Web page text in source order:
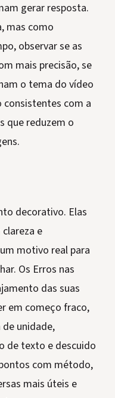
gerar resposta.
mas como
observar se as
mais precisão, se
o tema do vídeo
consistentes com a
que reduzem o
decorativo. Elas
e
motivo real para
Os Erros nas
das suas
em começo fraco,
unidade,
de texto e descuido
com método,
mais úteis e